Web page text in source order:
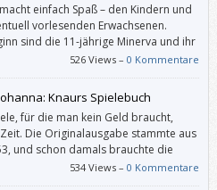
einfach Spaß – den Kindern und
vorlesenden Erwachsenen.
sind die 11-jährige Minerva und ihr
Max in höchster Gefahr, denn beim
und grausamsten Gruselbestie“
zu befreien, sind sie von dieser
und schweben in Käfigen über
526 Views –0 Kommentare
Knaurs Spielebuch
für die man kein Geld braucht,
Die Originalausgabe stammte aus
und schon damals brauchte die
Johanna Preetorius über vier Jahre,
534 Views –0 Kommentare